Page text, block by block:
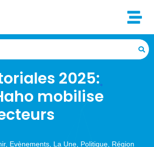
2025:
mobilise
, Evènements La Une Politique Région